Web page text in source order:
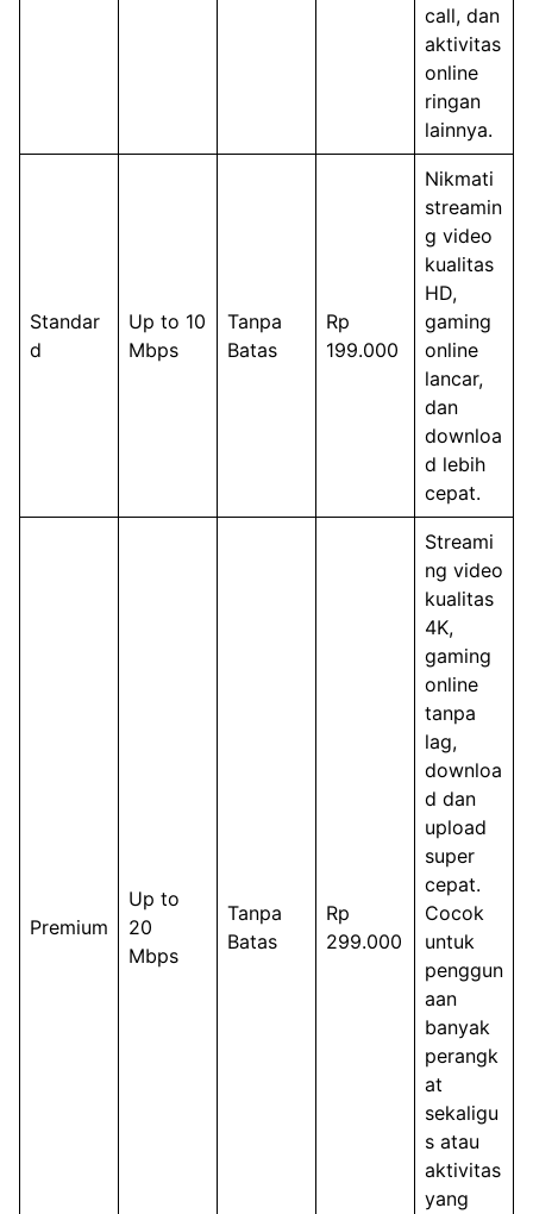
call, dan
aktivitas
online
ringan
lainnya.
Standar
d
Up to 10
Mbps
Tanpa
Batas
Rp
199.000
Nikmati
streamin
g video
kualitas
HD,
gaming
online
lancar,
dan
downloa
d lebih
cepat.
Premium
Up to
20
Mbps
Tanpa
Batas
Rp
299.000
Streami
ng video
kualitas
4K,
gaming
online
tanpa
lag,
downloa
d dan
upload
super
cepat.
Cocok
untuk
penggun
aan
banyak
perangk
at
sekaligu
s atau
aktivitas
yang